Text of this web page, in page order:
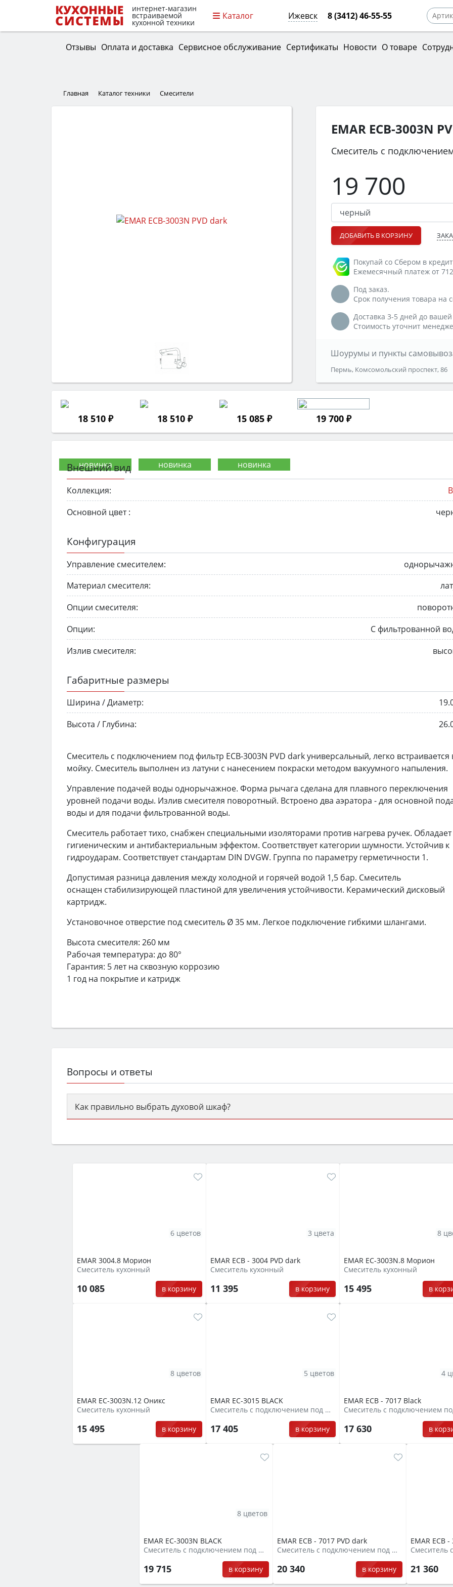
интернет-магазин
встраиваемой
кухонной техники
Каталог Ижевск 8 (3412) 46-55-55
Отзывы Оплата и доставка Сервисное обслуживание Сертификаты Новости О товаре
Главная Каталог техники Смесители
18 510 ₽ 18 510 ₽ 15 085 ₽ 19 700 ₽
EMAR ECB-3003N
Смеситель с
19 700
ДОБАВИТЬ В КОРЗИНУ
Покупай со Сбером в
Ежемесячный платеж от
Под заказ.
Срок получения товара на
Доставка 3-5 дней до
Стоимость уточнит
Шоурумы и пункты
Пермь, Комсомольский проспект, 86
Внешний вид
Коллекция:
Основной цвет :
Конфигурация
Управление смесителем:
Материал смесителя:
Опции смесителя:
Опции:
С фильтрованной
Излив смесителя:
Габаритные размеры
Ширина / Диаметр:
Высота / Глубина:
Смеситель с подключением под фильтр ECB-3003N PVD dark универсальный, легко встраивается
мойку. Смеситель выполнен из латуни с нанесением покраски методом вакуумного напыления.
Управление подачей воды однорычажное. Форма рычага сделана для плавного переключения
уровней подачи воды. Излив смесителя поворотный. Встроено два аэратора - для основной
воды и для подачи фильтрованной воды.
Смеситель работает тихо, снабжен специальными изоляторами против нагрева ручек. Обладает
гигиеническим и антибактериальным эффектом. Соответствует категории шумности. Устойчив к
гидроударам. Соответствует стандартам DIN DVGW. Группа по параметру герметичности 1.
Допустимая разница давления между холодной и горячей водой 1,5 бар. Смеситель
оснащен стабилизирующей пластиной для увеличения устойчивости. Керамический дисковый
картридж.
Установочное отверстие под смеситель Ø 35 мм. Легкое подключение гибкими шлангами.
Высота смесителя: 260 мм
Рабочая температура: до 80°
Гарантия: 5 лет на сквозную коррозию
1 год на покрытие и катридж
Вопросы и ответы
Как правильно выбрать духовой шкаф?
семьи, класс энергопотребления не ниже A и нужные функции (конвекция, гриль,
EMAR 3004.8 Морион
Смеситель кухонный
10 085 в корзину
6 цветов
EMAR ECB - 3004 PVD dark
Смеситель кухонный
11 395 в корзину
3 цвета
EMAR EC-3003N.8 Морион
Смеситель кухонный
15 495 в
8
EMAR EC-3003N.12 Оникс
Смеситель кухонный
15 495 в корзину
8 цветов
EMAR EC-3015 BLACK
Смеситель с подключением под фильтр
17 405 в корзину
5 цветов
EMAR ЕCB - 7017 Black
17 630 в
4
EMAR EC-3003N BLACK
Смеситель с подключением под фильтр
19 715 в корзину
8 цветов
EMAR ECB - 7017 PVD dark
Смеситель с подключением под фильтр
20 340 в корзину
EMAR ECB
21 360